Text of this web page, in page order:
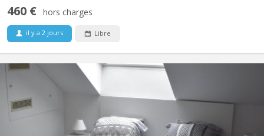
460 € hors charges
il y a 2 jours Libre
maison bourgeoise 3 niveaux : au rez le propriétaire colocataire,
au 1er et 2ème colocataires étudiants 230 m2 à disposition!! , 4
ch au 1er, 2 salles de bain , une salle de douche , 2 wc, au 2 ème